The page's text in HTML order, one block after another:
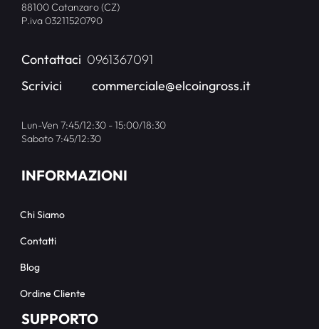
88100 Catanzaro (CZ)
P.iva 03211520790
Contattaci 0961367091
Scrivici
commerciale@elcoingross.it
Lun-Ven 7:45/12:30 - 15:00/18:30
Sabato 7:45/12:30
INFORMAZIONI
Chi Siamo
Contatti
Blog
Ordine Cliente
SUPPORTO